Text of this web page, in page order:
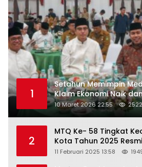
1
Setahun Memimpin
Klaim Ekonomi Naik
Turun
10 Maret 2026 22:55 2522
2
MTQ Ke- 58 Tingkat
Kota Tahun 2025
11 Februari 2025 13:58